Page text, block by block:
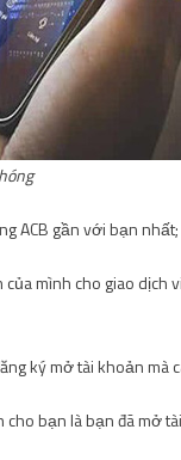
ACB gần với bạn nhất;
mình cho giao dịch
ký mở tài khoản mà
bạn là bạn đã mở